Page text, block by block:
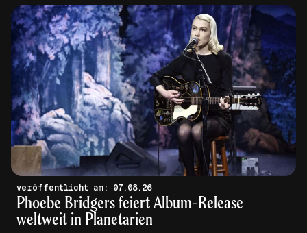
veröffentlicht am: 07.08.26
Phoebe Bridgers feiert Album-Release
weltweit in Planetarien